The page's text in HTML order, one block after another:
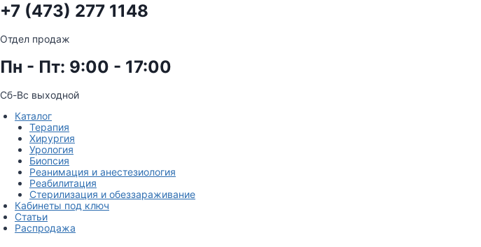
+7 (473) 277 1148
Отдел продаж
Пн - Пт: 9:00 - 17:00
Сб-Вс выходной
Каталог
Терапия
Хирургия
Урология
Биопсия
Реанимация и анестезиология
Реабилитация
Стерилизация и обеззараживание
Кабинеты под ключ
Статьи
Распродажа